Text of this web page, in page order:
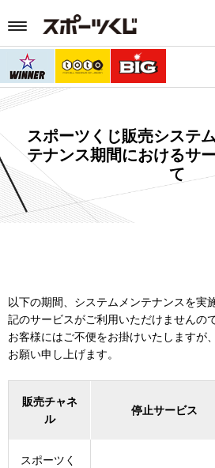
スポーツくじ販売システ
テナンス期間におけるサ
て
以下の期間、システムメンテナンスを実
記のサービスがご利用いただけませんの
お客様にはご不便をお掛けいたしますが
お願い申し上げます。
販売チャネ
ル
停止サービス
スポーツく